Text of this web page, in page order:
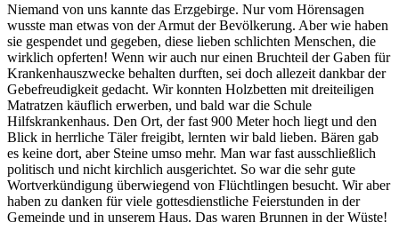
Niemand von uns kannte das Erzgebirge. Nur vom Hörensagen
wusste man etwas von der Armut der Bevölkerung. Aber wie haben
sie gespendet und gegeben, diese lieben schlichten Menschen, die
wirklich opferten! Wenn wir auch nur einen Bruchteil der Gaben für
Krankenhauszwecke behalten durften, sei doch allezeit dankbar der
Gebefreudigkeit gedacht. Wir konnten Holzbetten mit dreiteiligen
Matratzen käuflich erwerben, und bald war die Schule
Hilfskrankenhaus. Den Ort, der fast 900 Meter hoch liegt und den
Blick in herrliche Täler freigibt, lernten wir bald lieben. Bären gab
es keine dort, aber Steine umso mehr. Man war fast ausschließlich
politisch und nicht kirchlich ausgerichtet. So war die sehr gute
Wortverkündigung überwiegend von Flüchtlingen besucht. Wir aber
haben zu danken für viele gottesdienstliche Feierstunden in der
Gemeinde und in unserem Haus. Das waren Brunnen in der Wüste!